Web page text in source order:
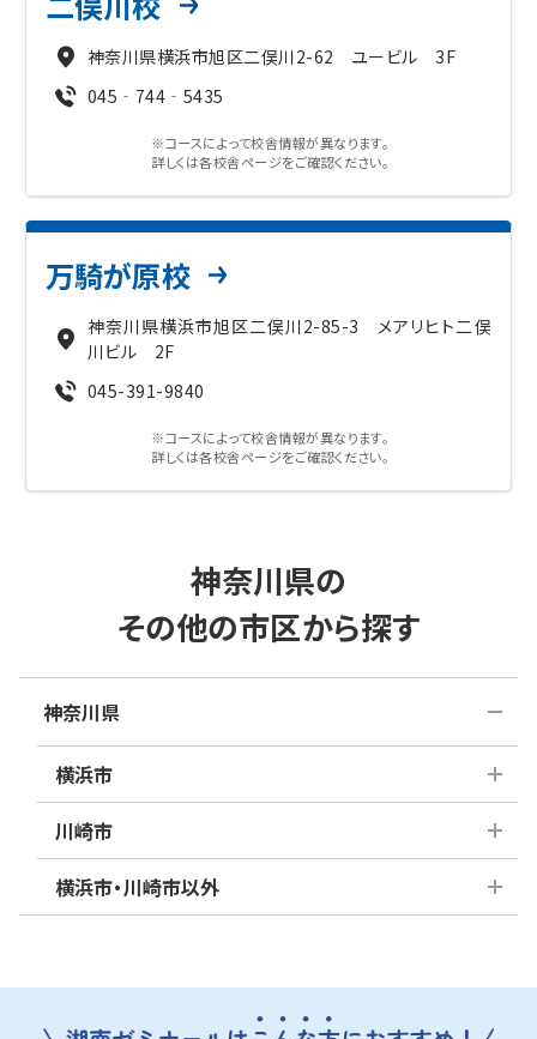
神奈川県横浜市旭区二俣川2-62 ユービル 3F
045‐744‐5435
※コースによって校舎情報が異なります。
詳しくは各校舎ページをご確認ください。
万騎が原校
神奈川県横浜市旭区二俣川2-85-3 メアリヒト二俣
川ビル 2F
045-391-9840
※コースによって校舎情報が異なります。
詳しくは各校舎ページをご確認ください。
神奈川県の
その他の市区から探す
神奈川県
横浜市
青葉区 旭区
泉区
磯子区
神奈川区
金沢区
瀬谷区
都筑区 戸塚区
川崎市
麻生区 川崎区
幸区
宮前区
横浜市・川崎市以外
相模原市
座間市
茅ヶ崎市